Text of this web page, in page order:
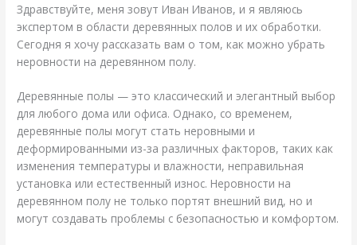
Здравствуйте, меня зовут Иван Иванов, и я являюсь
экспертом в области деревянных полов и их обработки.
Сегодня я хочу рассказать вам о том, как можно убрать
неровности на деревянном полу.
Деревянные полы — это классический и элегантный выбор
для любого дома или офиса. Однако, со временем,
деревянные полы могут стать неровными и
деформированными из-за различных факторов, таких как
изменения температуры и влажности, неправильная
установка или естественный износ. Неровности на
деревянном полу не только портят внешний вид, но и
могут создавать проблемы с безопасностью и комфортом.